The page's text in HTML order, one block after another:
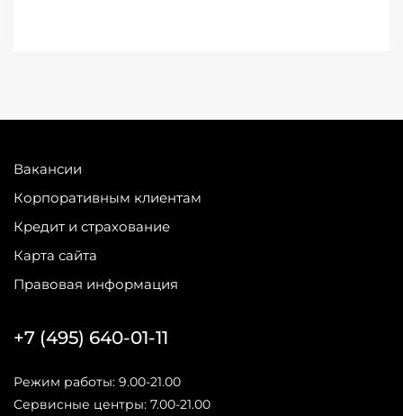
Вакансии
Корпоративным клиентам
Кредит и страхование
Карта сайта
Правовая информация
+7 (495) 640-01-11
Режим работы: 9.00-21.00
Сервисные центры: 7.00-21.00